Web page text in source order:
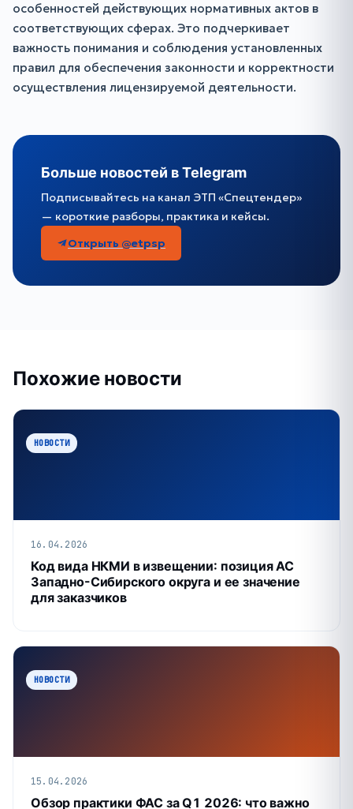
особенностей действующих нормативных актов в
соответствующих сферах. Это подчеркивает
важность понимания и соблюдения установленных
правил для обеспечения законности и корректности
осуществления лицензируемой деятельности.
Больше новостей в Telegram
Подписывайтесь на канал ЭТП «Спецтендер»
— короткие разборы, практика и кейсы.
Открыть @etpsp
Похожие новости
НОВОСТИ
16.04.2026
Код вида НКМИ в извещении: позиция АС
Западно-Сибирского округа и ее значение
для заказчиков
НОВОСТИ
15.04.2026
Обзор практики ФАС за Q1 2026: что важно